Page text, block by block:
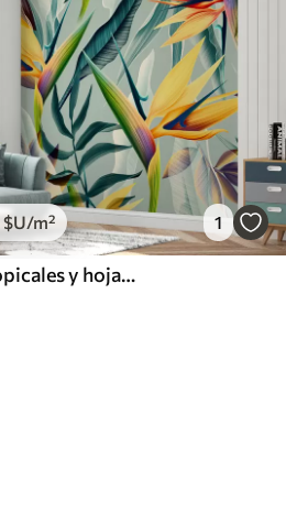
$U/m² 1
Tendencia plantas tropicales y hojas en color brillante